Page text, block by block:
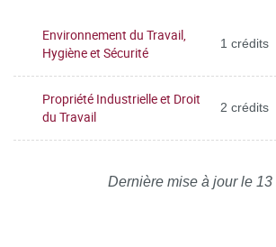
Environnement du Travail,
Hygiène et Sécurité
1 crédits
Propriété Industrielle et Droit
du Travail
2 crédits
Dernière mise à jour le